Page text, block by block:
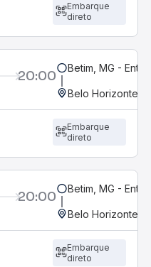
Embarque
direto
20:00 Betim, MG -
Belo Horizonte,
Embarque
direto
20:00 Betim, MG -
Belo Horizonte,
Embarque
direto